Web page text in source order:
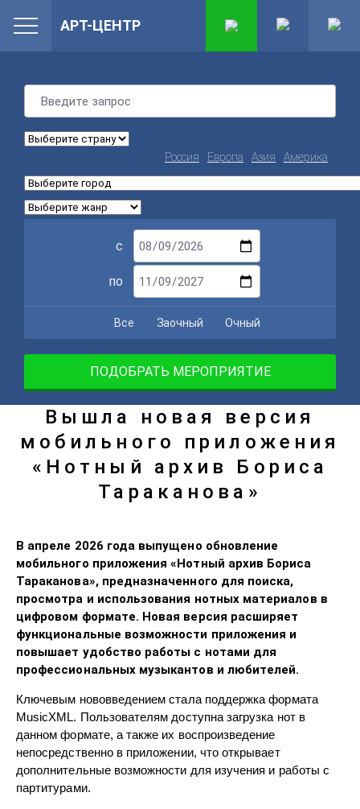
Россия Европа Азия Америка
с
по
Все Заочный Очный
ПОДОБРАТЬ МЕРОПРИЯТИЕ
Вышла новая версия
мобильного приложения
«Нотный архив Бориса
Тараканова»
В апреле 2026 года выпущено обновление
мобильного приложения «Нотный архив Бориса
Тараканова», предназначенного для поиска,
просмотра и использования нотных материалов в
цифровом формате. Новая версия расширяет
функциональные возможности приложения и
повышает удобство работы с нотами для
профессиональных музыкантов и любителей.
Ключевым нововведением стала поддержка формата
MusicXML. Пользователям доступна загрузка нот в
данном формате, а также их воспроизведение
непосредственно в приложении, что открывает
дополнительные возможности для изучения и работы с
партитурами.
АРТ-ЦЕНТР